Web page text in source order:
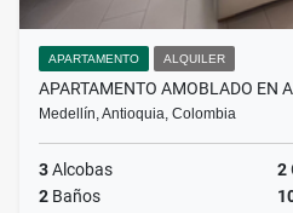
APARTAMENTO ALQUILER
APARTAMENTO AMOBLADO EN
Medellín, Antioquia, Colombia
3Alcobas 2
2 Baños